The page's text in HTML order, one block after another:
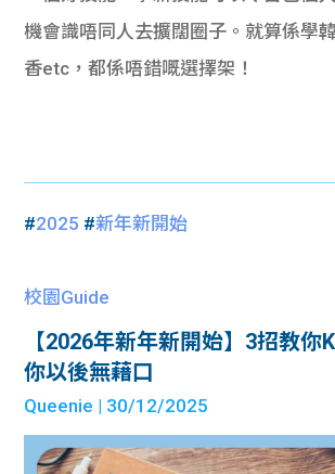
機會識唔同人去擴闊圈子。就算係學
香etc，都係唔錯嘅選擇架！
#2025 #新年新開始
校園Guide
【2026年新年新開始】3招教你
你以後無藉口
Queenie | 30/12/2025